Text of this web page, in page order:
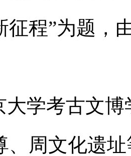
征程”为题，
考古文博
、周文化遗